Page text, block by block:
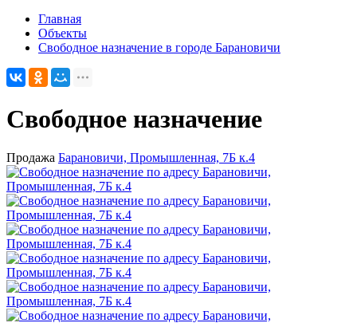
Главная
Объекты
Свободное назначение в городе Барановичи
Свободное назначение
Продажа Барановичи, Промышленная, 7Б к.4